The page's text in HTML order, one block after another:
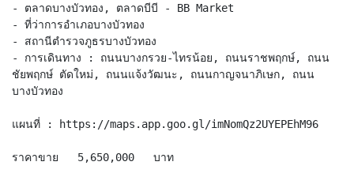
- ตลาดบางบัวทอง, ตลาดบีบี - BB Market
- ที่ว่าการอำเภอบางบัวทอง
- สถานีตำรวจภูธรบางบัวทอง
- การเดินทาง : ถนนบางกรวย-ไทรน้อย, ถนนราชพฤกษ์, ถนน
ชัยพฤกษ์ ตัดใหม่, ถนนแจ้งวัฒนะ, ถนนกาญจนาภิเษก, ถนน
บางบัวทอง
แผนที่ : https://maps.app.goo.gl/imNomQz2UYEPEhM96
ราคาขาย 5,650,000 บาท